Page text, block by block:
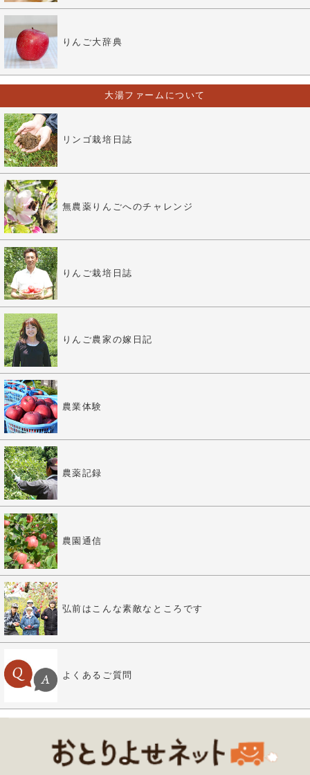
りんご大辞典
大湯ファームについて
リンゴ栽培日誌
無農薬りんごへのチャレンジ
りんご栽培日誌
りんご農家の嫁日記
農業体験
農薬記録
農園通信
弘前はこんな素敵なところです
よくあるご質問